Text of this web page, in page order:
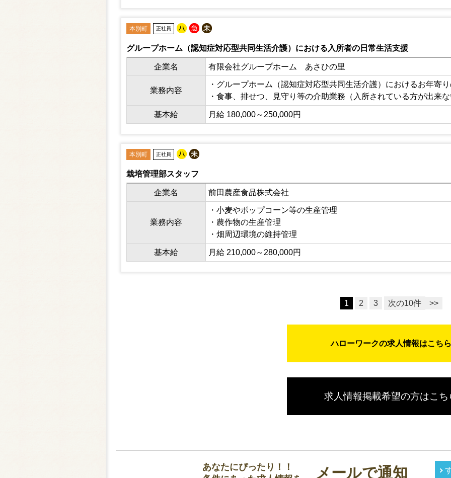
本別町 正社員
グループホーム（認知症対応型共同生活介護）における入所者の日常生活支援
企業名 有限会社グループホーム あさひの里
業務内容
・グループホーム（認知症対応型共同生活介護）におけるお年寄
・食事、排せつ、見守り等の介助業務（入所されている方が出来
基本給 月給 180,000～250,000円
本別町 正社員
栽培管理部スタッフ
企業名 前田農産食品株式会社
業務内容
・小麦やポップコーン等の生産管理
・農作物の生産管理
・畑周辺環境の維持管理
・トラクターなどの操作
・管理状況のデータ化
基本給 月給 210,000～280,000円
1 2 3 次の10件 >>
ハローワークの求人情報はこちら
求人情報掲載希望の方はこち
あなたにぴったり！！
メールで通知